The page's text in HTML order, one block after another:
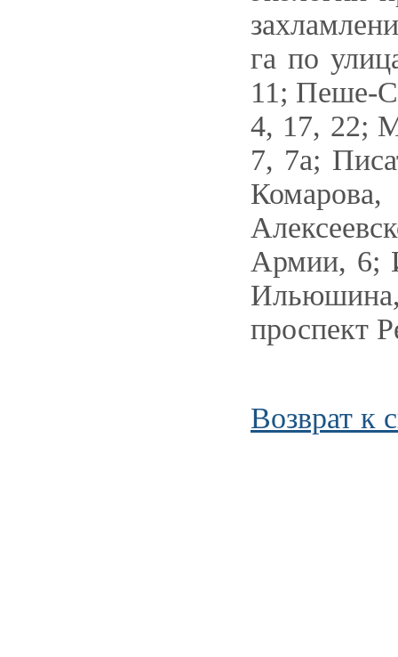
га по
11; Пеше-
4, 17, 22;
7, 7а;
Армии, 6;
Ильюшина,
проспект
Возврат к